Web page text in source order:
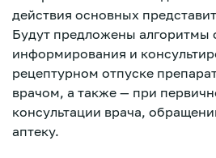
действия основных
Будут предложены алгоритмы
информирования и
рецептурном отпуске
врачом, а также — при
консультации врача,
аптеку.